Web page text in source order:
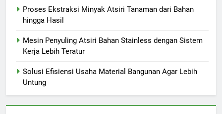
Proses Ekstraksi Minyak Atsiri Tanaman dari Bahan
hingga Hasil
Mesin Penyuling Atsiri Bahan Stainless dengan Sistem
Kerja Lebih Teratur
Solusi Efisiensi Usaha Material Bangunan Agar Lebih
Untung